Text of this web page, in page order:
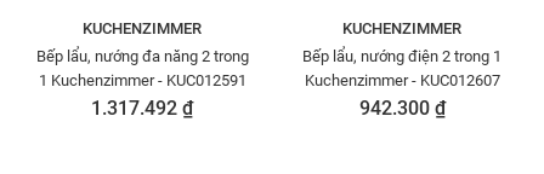
KUCHENZIMMER
Bếp lẩu, nướng đa năng 2 trong
1 Kuchenzimmer - KUC012591
1.317.492 ₫
KUCHENZIMMER
Bếp lẩu, nướng điện 2 trong 1
Kuchenzimmer - KUC012607
942.300 ₫